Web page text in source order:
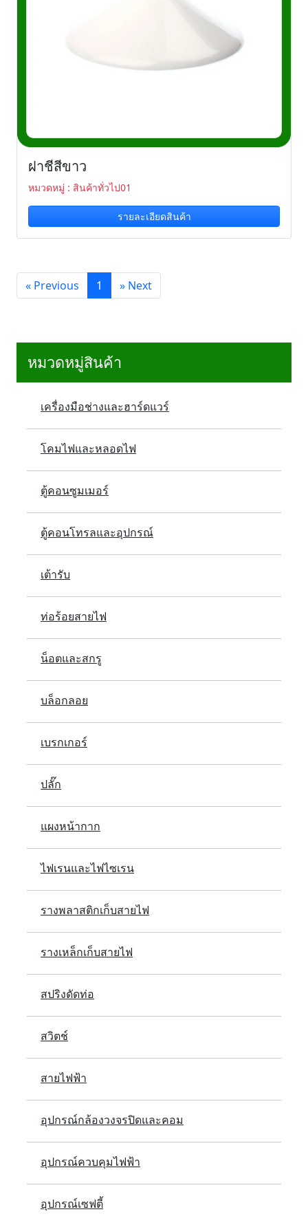
หมวดหมู่สินค้า
เครื่องมือช่างและฮาร์ดแวร์
โคมไฟและหลอดไฟ
ตู้คอนซูมเมอร์
ตู้คอนโทรลและอุปกรณ์
เต้ารับ
ท่อร้อยสายไฟ
น็อตและสกรู
บล็อกลอย
เบรกเกอร์
ปลั๊ก
แผงหน้ากาก
ไฟเรนและไฟไซเรน
รางพลาสติกเก็บสายไฟ
รางเหล็กเก็บสายไฟ
สปริงดัดท่อ
สวิตช์
สายไฟฟ้า
อุปกรณ์กล้องวงจรปิดและคอม
อุปกรณ์ควบคุมไฟฟ้า
อุปกรณ์เซฟตี้
ฝาชีสีขาว
หมวดหมู่ : สินค้าทั่วไป01
รายละเอียดสินค้า
« Previous 1 » Next